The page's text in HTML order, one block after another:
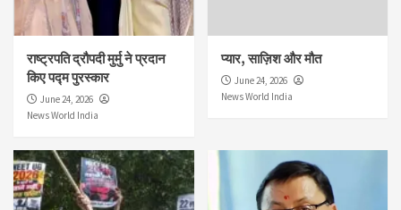
राष्ट्रपति द्रौपदी मुर्मु ने प्रदान
किए पद्म पुरस्कार
June 24, 2026
News World India
प्यार, साज़िश और मौत
June 24, 2026
News World India